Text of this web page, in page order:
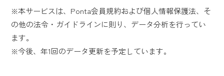
※本サービスは、Ponta会員規約および個人情報保護法、そ
の他の法令・ガイドラインに則り、データ分析を行ってい
ます。
※今後、年1回のデータ更新を予定しています。